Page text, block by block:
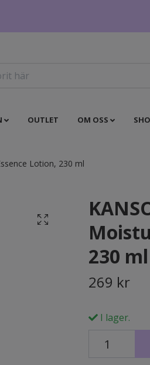
OUTLET OM OSS
Lotion, 230 ml
230 ml
269 kr
I lager.